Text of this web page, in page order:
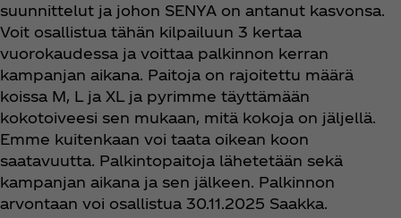
suunnittelut ja johon SENYA on antanut kasvonsa.
Voit osallistua tähän kilpailuun 3 kertaa
vuorokaudessa ja voittaa palkinnon kerran
kampanjan aikana. Paitoja on rajoitettu määrä
koissa M, L ja XL ja pyrimme täyttämään
kokotoiveesi sen mukaan, mitä kokoja on jäljellä.
Emme kuitenkaan voi taata oikean koon
saatavuutta. Palkintopaitoja lähetetään sekä
kampanjan aikana ja sen jälkeen. Palkinnon
arvontaan voi osallistua 30.11.2025 Saakka.